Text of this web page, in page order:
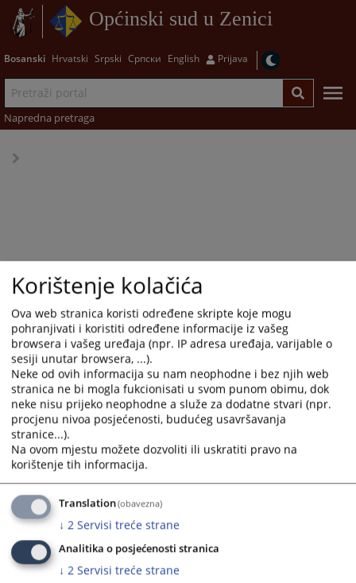
Općinski sud u Zenici
Bosanski Hrvatski Srpski Српски English Prijava
Napredna pretraga
Trenutno nema vijesti
Korištenje kolačića
Ova web stranica koristi određene skripte koje mogu
pohranjivati i koristiti određene informacije iz vašeg
browsera i vašeg uređaja (npr. IP adresa uređaja, varijable o
sesiji unutar browsera, ...).
Neke od ovih informacija su nam neophodne i bez njih web
stranica ne bi mogla fukcionisati u svom punom obimu, dok
neke nisu prijeko neophodne a služe za dodatne stvari (npr.
procjenu nivoa posjećenosti, budućeg usavršavanja
stranice...).
Na ovom mjestu možete dozvoliti ili uskratiti pravo na
korištenje tih informacija.
Translation(obavezna)
↓ 2 Servisi treće strane
Analitika o posjećenosti stranica
↓ 2 Servisi treće strane